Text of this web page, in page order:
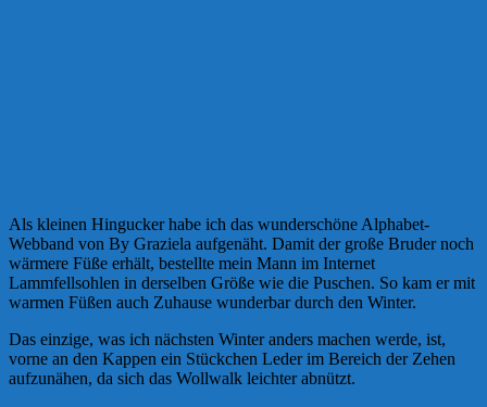
Als kleinen Hingucker habe ich das wunderschöne Alphabet-
Webband von By Graziela aufgenäht. Damit der große Bruder noch
wärmere Füße erhält, bestellte mein Mann im Internet
Lammfellsohlen in derselben Größe wie die Puschen. So kam er mit
warmen Füßen auch Zuhause wunderbar durch den Winter.
Das einzige, was ich nächsten Winter anders machen werde, ist,
vorne an den Kappen ein Stückchen Leder im Bereich der Zehen
aufzunähen, da sich das Wollwalk leichter abnützt.